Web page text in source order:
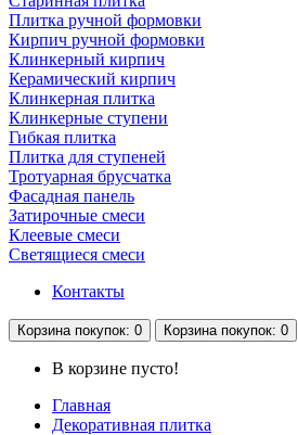
Плитка ручной формовки
Кирпич ручной формовки
Клинкерный кирпич
Керамический кирпич
Клинкерная плитка
Клинкерные ступени
Гибкая плитка
Плитка для ступеней
Тротуарная брусчатка
Фасадная панель
Затирочные смеси
Клеевые смеси
Светящиеся смеси
Контакты
Корзина покупок: 0 Корзина покупок: 0
В корзине пусто!
Главная
Декоративная плитка